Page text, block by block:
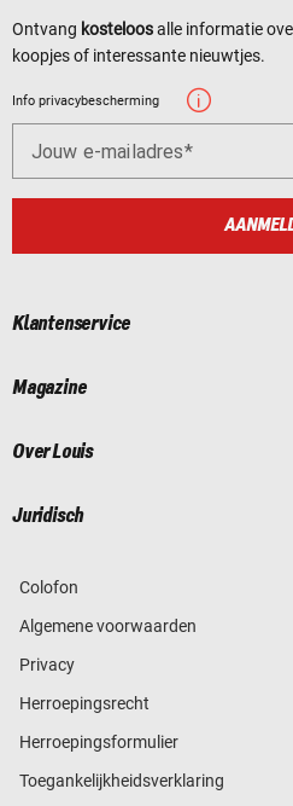
Ontvang kosteloosalle informatie
koopjes of interessante nieuwtjes.
Info privacybescherming
Jouw e-mailadres
Klantenservice
Magazine
Over Louis
Juridisch
Colofon
Algemene voorwaarden
Privacy
Herroepingsrecht
Herroepingsformulier
Toegankelijkheidsverklaring